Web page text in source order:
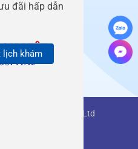
đãi hấp dẫn
Viet Thang Long Co., Ltd
lịch khám